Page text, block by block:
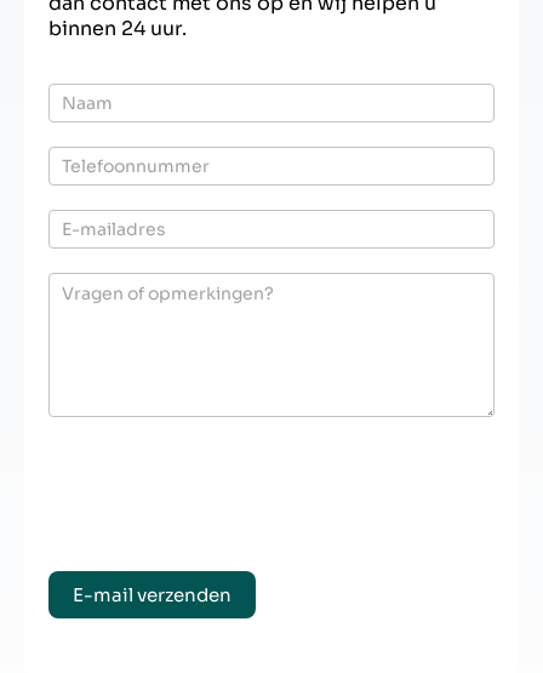
binnen 24 uur.
Offerte
particulier
E-mail verzenden